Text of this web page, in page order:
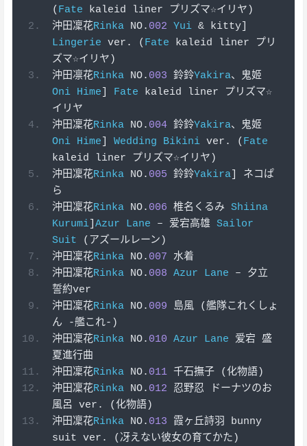
( Fate kaleid liner
プリズマ☆イリヤ)
沖田凜花Rinka NO. 002 Yui & kitty]
Lingerie ver . ( Fate kaleid liner
プリ
ズマ☆イリヤ)
沖田凛花Rinka NO. 003 鈴鈴Yakira、鬼姬
Oni
Hime Fate kaleid liner
プリズマ☆
イリヤ
沖田凜花Rinka NO. 004 鈴鈴Yakira、鬼姬
Oni
Hime Wedding Bikini ver . ( Fate
kaleid liner
プリズマ☆イリヤ)
沖田凜花Rinka NO. 005 鈴鈴Yakira]
ネコぱ
ら
沖田凜花Rinka NO. 006 椎名くるみ Shiina
Kurumi] Azur Lane – 爱宕高雄 Sailor
Suit
(アズールレーン)
沖田凜花Rinka NO. 007 水着
沖田凜花Rinka NO. 008 Azur Lane –
夕立
誓約ver
沖田凜花Rinka NO. 009 島風
(艦隊これくしょ
ん
-艦これ-)
沖田凜花Rinka NO. 010 Azur Lane 爱宕 盛
夏進行曲
沖田凜花Rinka NO. 011 千石撫子
(化物語)
沖田凜花Rinka NO. 012 忍野忍
ドーナツのお
風呂 ver .
(化物語)
沖田凜花Rinka NO. 013 霞ヶ丘詩羽 bunny
suit ver .
(冴えない彼女の育てかた)